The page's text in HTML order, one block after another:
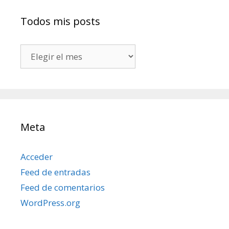
Todos mis posts
mis
Meta
Acceder
Feed de entradas
Feed de comentarios
WordPress.org